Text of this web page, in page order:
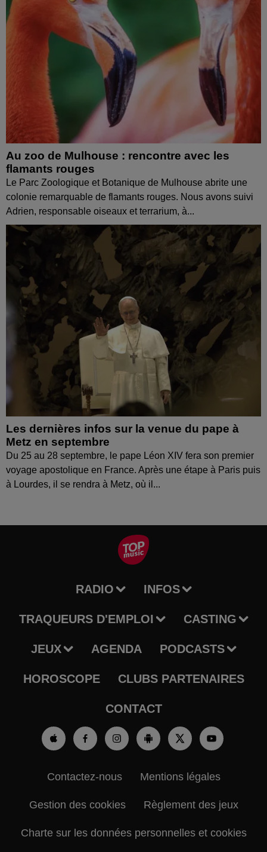
Au zoo de Mulhouse : rencontre avec les
flamants rouges
Le Parc Zoologique et Botanique de Mulhouse abrite une
colonie remarquable de flamants rouges. Nous avons suivi
Adrien, responsable oiseaux et terrarium, à...
Les dernières infos sur la venue du pape à
Metz en septembre
Du 25 au 28 septembre, le pape Léon XIV fera son premier
voyage apostolique en France. Après une étape à Paris puis
à Lourdes, il se rendra à Metz, où il...
RADIO INFOS
TRAQUEURS D'EMPLOI CASTING
JEUX AGENDA PODCASTS
HOROSCOPE CLUBS PARTENAIRES
CONTACT
Contactez-nous Mentions légales
Gestion des cookies Règlement des jeux
Charte sur les données personnelles et cookies